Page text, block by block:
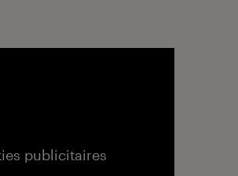
publicitaires